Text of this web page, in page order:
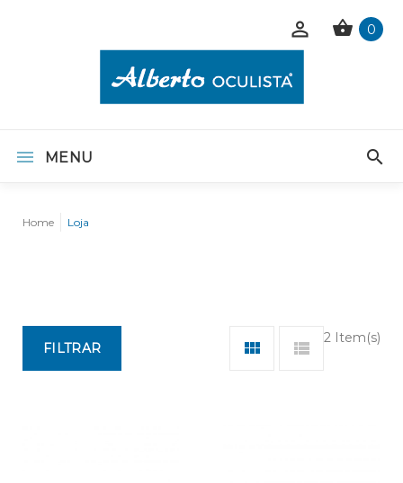
0
MENU
Home Loja
2 Item(s)
FILTRAR